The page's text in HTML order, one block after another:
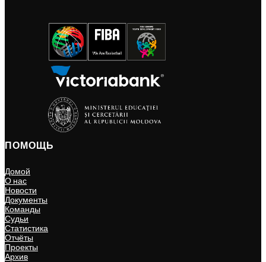
ПОМОЩЬ
Домой
О нас
Новости
Документы
Команды
Судьи
Статистика
Отчёты
Проекты
Архив